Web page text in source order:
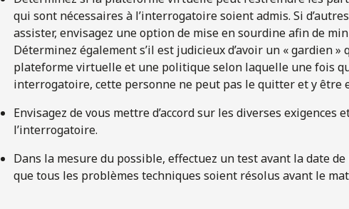
qui sont nécessaires à l’interrogatoire soient admis. Si
assister, envisagez une option de mise en sourdine afin de
Déterminez également s’il est judicieux d’avoir un « gardien
plateforme virtuelle et une politique selon laquelle une fois
interrogatoire, cette personne ne peut pas le quitter et y être
Envisagez de vous mettre d’accord sur les diverses
l’interrogatoire.
Dans la mesure du possible, effectuez un test avant la date
que tous les problèmes techniques soient résolus avant le